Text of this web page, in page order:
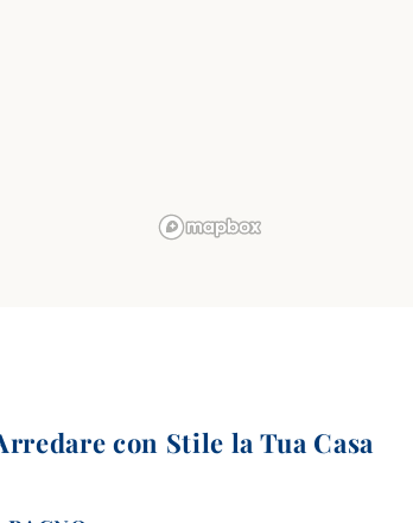
con Stile la Tua Casa